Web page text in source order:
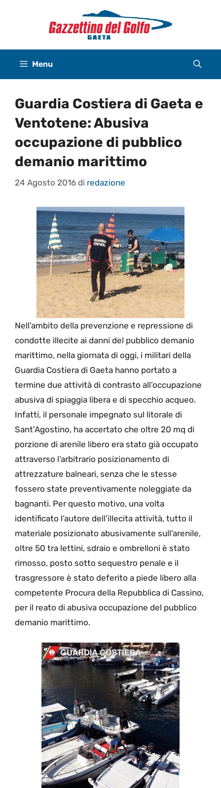
Menu
Guardia Costiera di Gaeta e
Ventotene: Abusiva
occupazione di pubblico
demanio marittimo
24 Agosto 2016 di redazione
Nell’ambito della prevenzione e repressione di
condotte illecite ai danni del pubblico demanio
marittimo, nella giornata di oggi, i militari della
Guardia Costiera di Gaeta hanno portato a
termine due attività di contrasto all’occupazione
abusiva di spiaggia libera e di specchio acqueo.
Infatti, il personale impegnato sul litorale di
Sant’Agostino, ha accertato che oltre 20 mq di
porzione di arenile libero era stato già occupato
attraverso l’arbitrario posizionamento di
attrezzature balneari, senza che le stesse
fossero state preventivamente noleggiate da
bagnanti. Per questo motivo, una volta
identificato l’autore dell’illecita attività, tutto il
materiale posizionato abusivamente sull’arenile,
oltre 50 tra lettini, sdraio e ombrelloni è stato
rimosso, posto sotto sequestro penale e il
trasgressore è stato deferito a piede libero alla
competente Procura della Repubblica di Cassino,
per il reato di abusiva occupazione del pubblico
demanio marittimo.